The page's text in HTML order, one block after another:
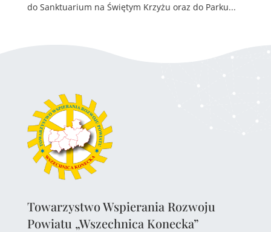
do Sanktuarium na Świętym Krzyżu oraz do Parku...
Towarzystwo Wspierania Rozwoju
Powiatu „Wszechnica Konecka”